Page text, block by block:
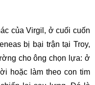
của Virgil, ở cuối cuốn
bị bại trận tại Troy,
cho ông chọn lựa: ở
hoặc làm theo con tim